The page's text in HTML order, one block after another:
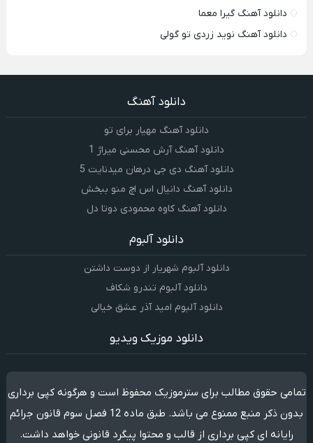
دانلود آهنگ گیرا معما
دانلود آهنگ نوید زردی تو گولی
دانلود آهنگ
دانلود آهنگ مهیار برای تو
دانلود آهنگ آرش محسنی میراژ 1
دانلود آهنگ دی جی درهان میدنایت 5
دانلود آهنگ دانیال اس اچ منو ببخش
دانلود آهنگ کاوه محمودی دوتا دل
دانلود آلبوم
دانلود آلبوم شهریار از دوست داشتن
دانلود آلبوم تندرو شکاف
دانلود آلبوم امید آذر عشق خیالی
دانلود موزیک ویدیو
تمامی حقوق مطالب برای سترموزیک محفوظ است و هرگونه کپی برداری
بدون ذکر منبع ممنوع می باشد. طبق ماده 12 فصل سوم قانون جرائم
رایانه ای کپی برداری از قالب و محتوا پیگرد قانونی خواهد داشت.